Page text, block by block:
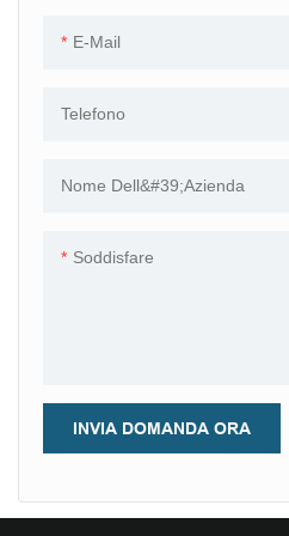
E-Mail
Telefono
Nome Dell&#39;azienda
Soddisfare
INVIA DOMANDA ORA
ampiamente utilizzato nel
sfuse.